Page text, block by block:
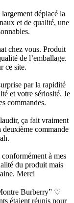
déplacé la
et de qualité, une
chez vous. Produit
de l’emballage.
ce site.
par la rapidité
et votre sériosité. Je
commandes.
ça fait vraiment
commande
à mes
du produit mais
Merci
Burberry” ♡
étaient réunis pour